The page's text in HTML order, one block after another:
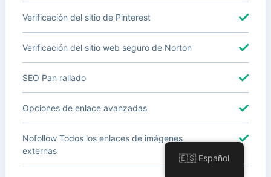
Verificación del sitio de Pinterest
Verificación del sitio web seguro de Norton
SEO Pan rallado
Opciones de enlace avanzadas
Nofollow Todos los enlaces de imágenes
externas
🇪🇸 Español